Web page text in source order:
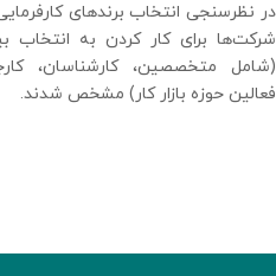
(شامل متخصصین، کارشناسان،
فعالین حوزه بازار کار) مشخص شدند.